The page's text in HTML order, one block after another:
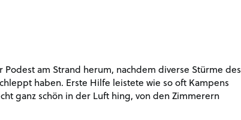
am Strand herum, nachdem diverse Stürme des
haben. Erste Hilfe leistete wie so oft Kampens
ganz schön in der Luft hing, von den Zimmerern